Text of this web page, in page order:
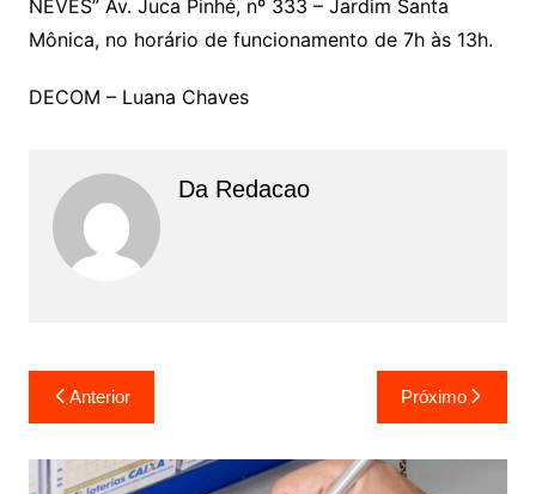
NEVES” Av. Juca Pinhé, nº 333 – Jardim Santa
Mônica, no horário de funcionamento de 7h às 13h.
DECOM – Luana Chaves
Da Redacao
Navegação
de
Post
Anterior Próximo